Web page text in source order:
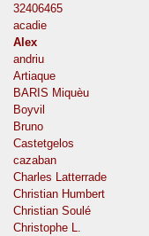
32406465
acadie
Alex
andriu
Artiaque
BARIS Miquèu
Boyvil
Bruno
Castetgelos
cazaban
Charles Latterrade
Christian Humbert
Christian Soulé
Christophe L.